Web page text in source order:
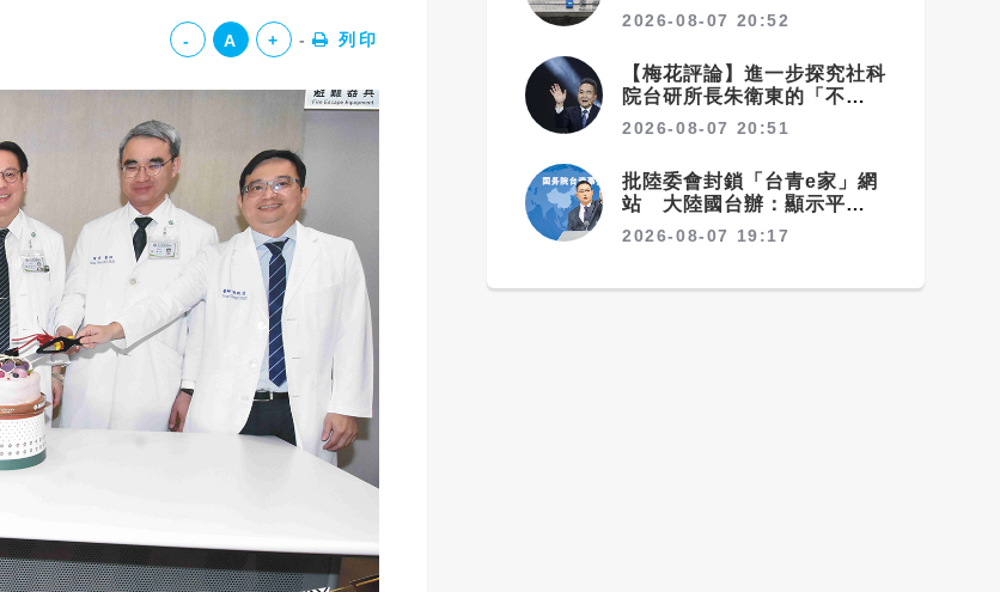
- A + 列印
控、太陽能產業衝擊有限
2026-08-07 20:52
【梅花評論】進一步探究社科
院台研所長朱衛東的「不統而
統」
2026-08-07 20:51
批陸委會封鎖「台青e家」網
站 大陸國台辦：顯示平台符
合台青需求
2026-08-07 19:17